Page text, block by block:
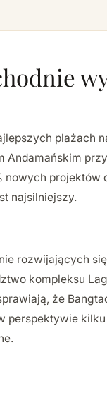
plażach
Andamańskim
nowych
najsilniejszy.
rozwijających
kompleksu
że